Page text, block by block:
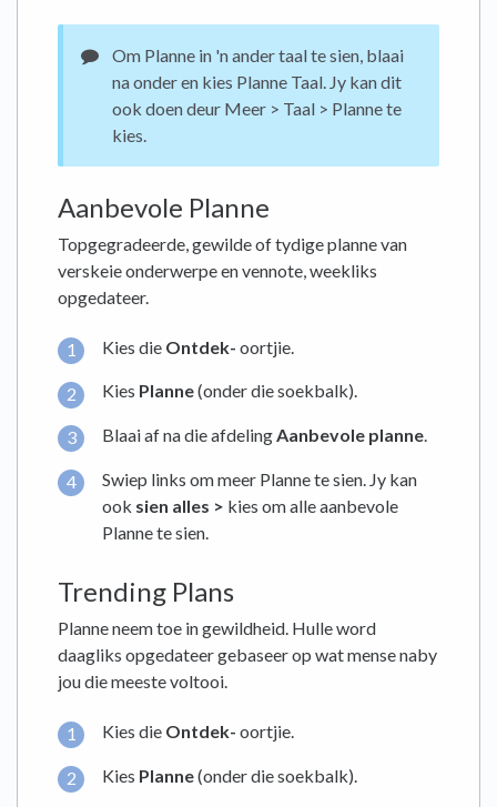
Om Planne in 'n ander taal te sien, blaai
na onder en kies Planne Taal. Jy kan dit
ook doen deur Meer > Taal > Planne te
kies.
Aanbevole Planne
Topgegradeerde, gewilde of tydige planne van
verskeie onderwerpe en vennote, weekliks
opgedateer.
Kies die Ontdek- oortjie.
Kies Planne(onder die soekbalk).
Blaai af na die afdelingAanbevole planne.
Swiep links om meer Planne te sien. Jy kan
ook sien alles > kies om alle aanbevole
Planne te sien.
Trending Plans
Planne neem toe in gewildheid. Hulle word
daagliks opgedateer gebaseer op wat mense naby
jou die meeste voltooi.
Kies die Ontdek- oortjie.
Kies Planne(onder die soekbalk).